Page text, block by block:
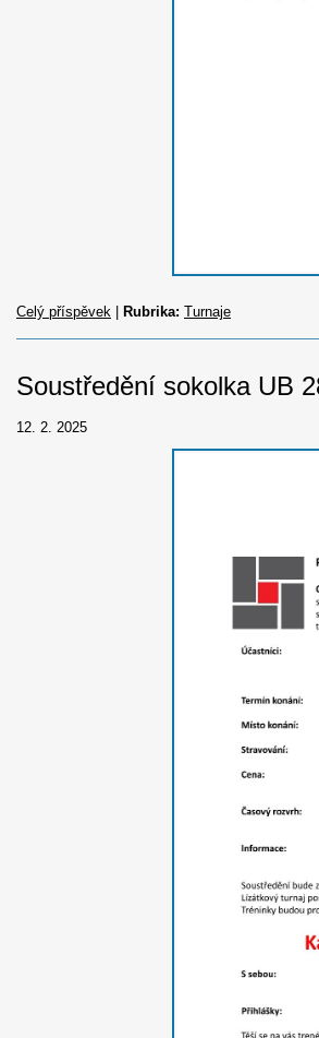
Celý příspěvek Rubrika: Turnaje
Soustředění sokolka UB
12. 2. 2025